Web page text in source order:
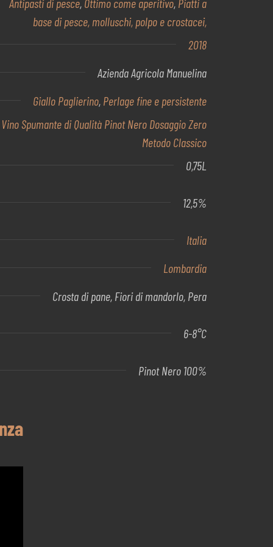
base di pesce, molluschi, polpo e crostacei,
2018
Azienda Agricola Manuelina
Giallo Paglierino, Perlage fine e persistente
Vino Spumante di Qualità Pinot Nero Dosaggio Zero
Metodo Classico
0,75L
12,5%
Italia
Lombardia
Crosta di pane, Fiori di mandorlo, Pera
6-8°C
Pinot Nero 100%